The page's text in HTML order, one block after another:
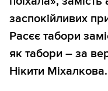
заспокійливих
Расєє табори
як табори – за
Нікити Міхалкова.